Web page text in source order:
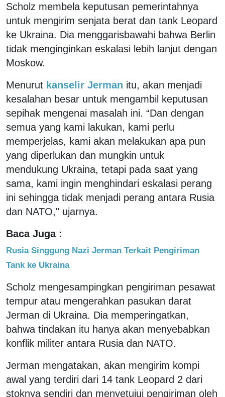
Scholz membela keputusan pemerintahnya
untuk mengirim senjata berat dan tank Leopard
ke Ukraina. Dia menggarisbawahi bahwa Berlin
tidak menginginkan eskalasi lebih lanjut dengan
Moskow.
Menurut kanselir Jerman itu, akan menjadi
kesalahan besar untuk mengambil keputusan
sepihak mengenai masalah ini. “Dan dengan
semua yang kami lakukan, kami perlu
memperjelas, kami akan melakukan apa pun
yang diperlukan dan mungkin untuk
mendukung Ukraina, tetapi pada saat yang
sama, kami ingin menghindari eskalasi perang
ini sehingga tidak menjadi perang antara Rusia
dan NATO," ujarnya.
Baca Juga :
Rusia Singgung Nazi Jerman Terkait Pengiriman
Tank ke Ukraina
Scholz mengesampingkan pengiriman pesawat
tempur atau mengerahkan pasukan darat
Jerman di Ukraina. Dia memperingatkan,
bahwa tindakan itu hanya akan menyebabkan
konflik militer antara Rusia dan NATO.
Jerman mengatakan, akan mengirim kompi
awal yang terdiri dari 14 tank Leopard 2 dari
stoknya sendiri dan menyetujui pengiriman oleh